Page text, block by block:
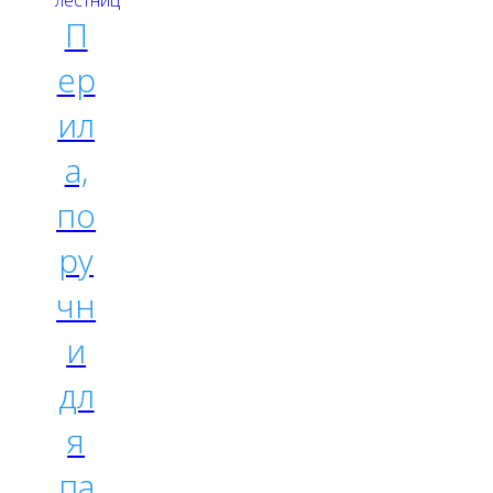
П
ер
ил
а,
по
ру
чн
и
дл
я